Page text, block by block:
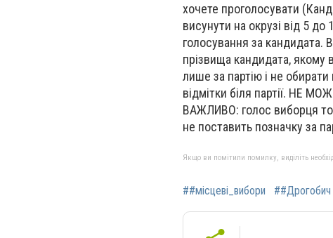
хочете проголосувати
висунути на окрузі від 5
голосування за кандидата.
прізвища кандидата, якому
лише за партію і не
відмітки біля партії. НЕ
ВАЖЛИВО: голос виборця
не поставить позначку за
Якщо ви помітили помилку, виділіть
##місцеві_вибори ##Дрогобич